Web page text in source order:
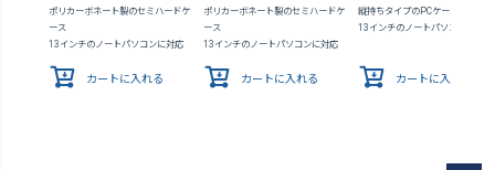
ポリカーボネート製のセミハードケ
ース
13インチのノートパソコンに対応
カートに入れる
ポリカーボネート製のセミハードケ
ース
13インチのノートパソコンに対応
カートに入れる
縦持ちタイプのPCケース
13インチのノートパソコンに対応
カートに入れる